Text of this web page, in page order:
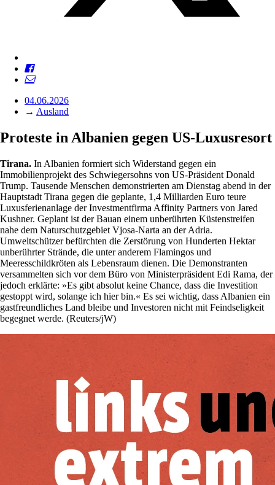
04.06.2026
→ Ausland
Proteste in Albanien gegen US-Luxusresort
Tirana. In Albanien formiert sich Widerstand gegen ein
Immobilienprojekt des Schwiegersohns von US-Präsident Donald
Trump. Tausende Menschen demonstrierten am Dienstag abend in der
Hauptstadt Tirana gegen die geplante, 1,4 Milliarden Euro teure
Luxusferienanlage der Investmentfirma Affinity Partners von Jared
Kushner. Geplant ist der Bauan einem unberührten Küstenstreifen
nahe dem ‌Naturschutzgebiet Vjosa-Narta an der Adria.
Umweltschützer befürchten die Zerstörung von Hunderten Hektar
unberührter Strände, die unter anderem Flamingos und
‌Meeresschildkröten als Lebensraum dienen. Die Demonstranten
versammelten sich vor dem Büro von Ministerpräsident Edi Rama, der
jedoch erklärte: »Es gibt absolut keine Chance, dass die ‌Investition
gestoppt wird, solange ‌ich hier bin.« Es sei wichtig, dass Albanien ein
gastfreundliches Land bleibe und Investoren nicht mit Feindseligkeit
begegnet werde. (Reuters/jW)